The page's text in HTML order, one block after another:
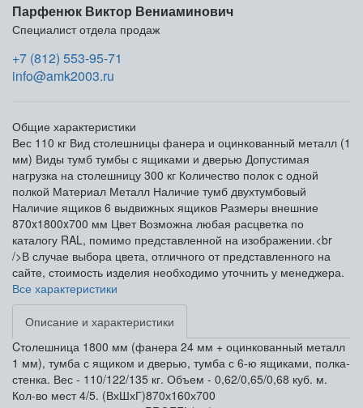
Парфенюк Виктор Вениаминович
Специалист отдела продаж
+7 (812) 553-95-71
info@amk2003.ru
Общие характеристики
Вес 110 кг Вид столешницы фанера и оцинкованный металл (1
мм) Виды тумб тумбы с ящиками и дверью Допустимая
нагрузка на столешницу 300 кг Количество полок с одной
полкой Материал Металл Наличие тумб двухтумбовый
Наличие ящиков 6 выдвижных ящиков Размеры внешние
870x1800x700 мм Цвет Возможна любая расцветка по
каталогу RAL, помимо представленной на изображении.<br
/>В случае выбора цвета, отличного от представленного на
сайте, стоимость изделия необходимо уточнить у менеджера.
Все характеристики
Описание и характеристики
Cтолешница 1800 мм (фанера 24 мм + оцинкованный металл
1 мм), тумба с ящиком и дверью, тумба с 6-ю ящиками, полка-
стенка. Вес - 110/122/135 кг. Объем - 0,62/0,65/0,68 куб. м.
Кол-во мест 4/5. (ВхШхГ)870х160х700